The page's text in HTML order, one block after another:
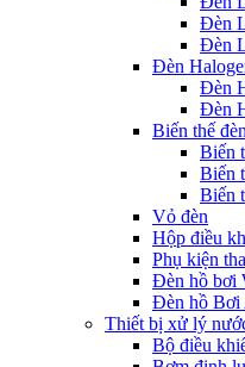
Đèn
Đèn
Đèn
Đèn
Đèn
Biến thế
Biến
Biến
Biến
Vỏ đèn
Hộp điều
Phụ kiện
Đèn hồ bơi
Đèn hồ Bơi
Thiết bị xử lý
Bộ điều